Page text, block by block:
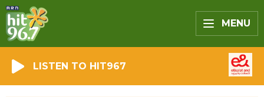
MENU
LISTEN TO HIT967